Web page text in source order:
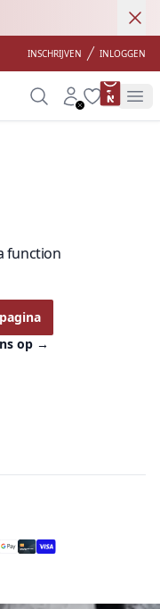
INSCHRIJVEN INLOGGEN
SearchAccount
Wishlist
function
op →